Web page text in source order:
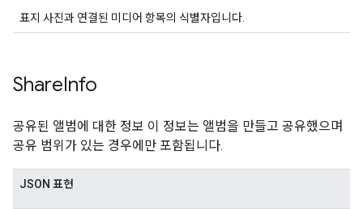
표지 사진과 연결된 미디어 항목의 식별자입니다.
ShareInfo
공유된 앨범에 대한 정보 이 정보는 앨범을 만들고 공유했으며
공유 범위가 있는 경우에만 포함됩니다.
JSON 표현